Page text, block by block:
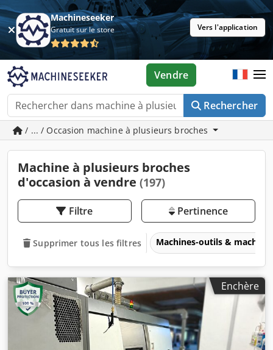
Machineseeker
Gratuit sur le store Vers l'application
Rechercher
Vendre
/ ... / Occasion machine à plusieurs broches
Machine à plusieurs broches
d'occasion à vendre (197)
Filtre Pertinence
Supprimer tous les filtres Machines-outils &
Enchère